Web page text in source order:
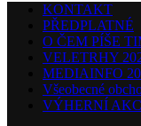
KONTAKT
PŘEDPLATNÉ
O ČEM PÍŠE
VELETRHY
MEDIAINFO
Všeobecné
VÝHERNÍ